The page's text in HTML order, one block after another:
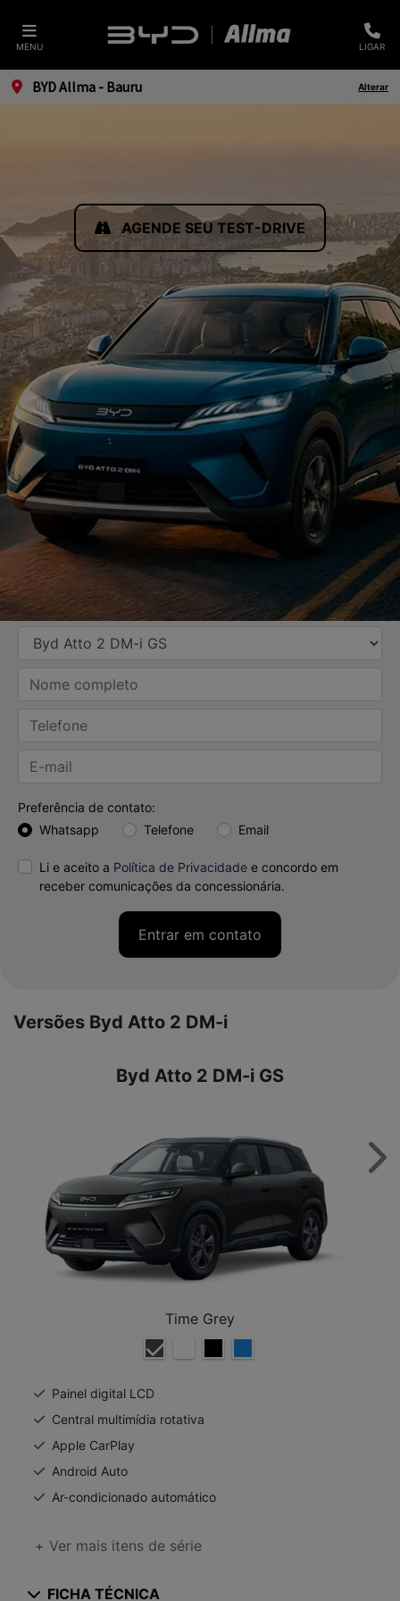
MENU LIGAR
BYD Allma - Bauru Alterar
SOLICITAR PROPOSTA
Preferência de contato:
Whatsapp
Telefone Email
Li e aceito a Política de Privacidade e concordo em
receber comunicações da concessionária.
Entrar em contato
AGENDE SEU TEST-DRIVE
Versões Byd Atto 2 DM-i
Byd Atto 2 DM-i GS
Time Grey
Painel digital LCD
Central multimídia rotativa
Apple CarPlay
Android Auto
Ar-condicionado automático
+ Ver mais itens de série
FICHA TÉCNICA